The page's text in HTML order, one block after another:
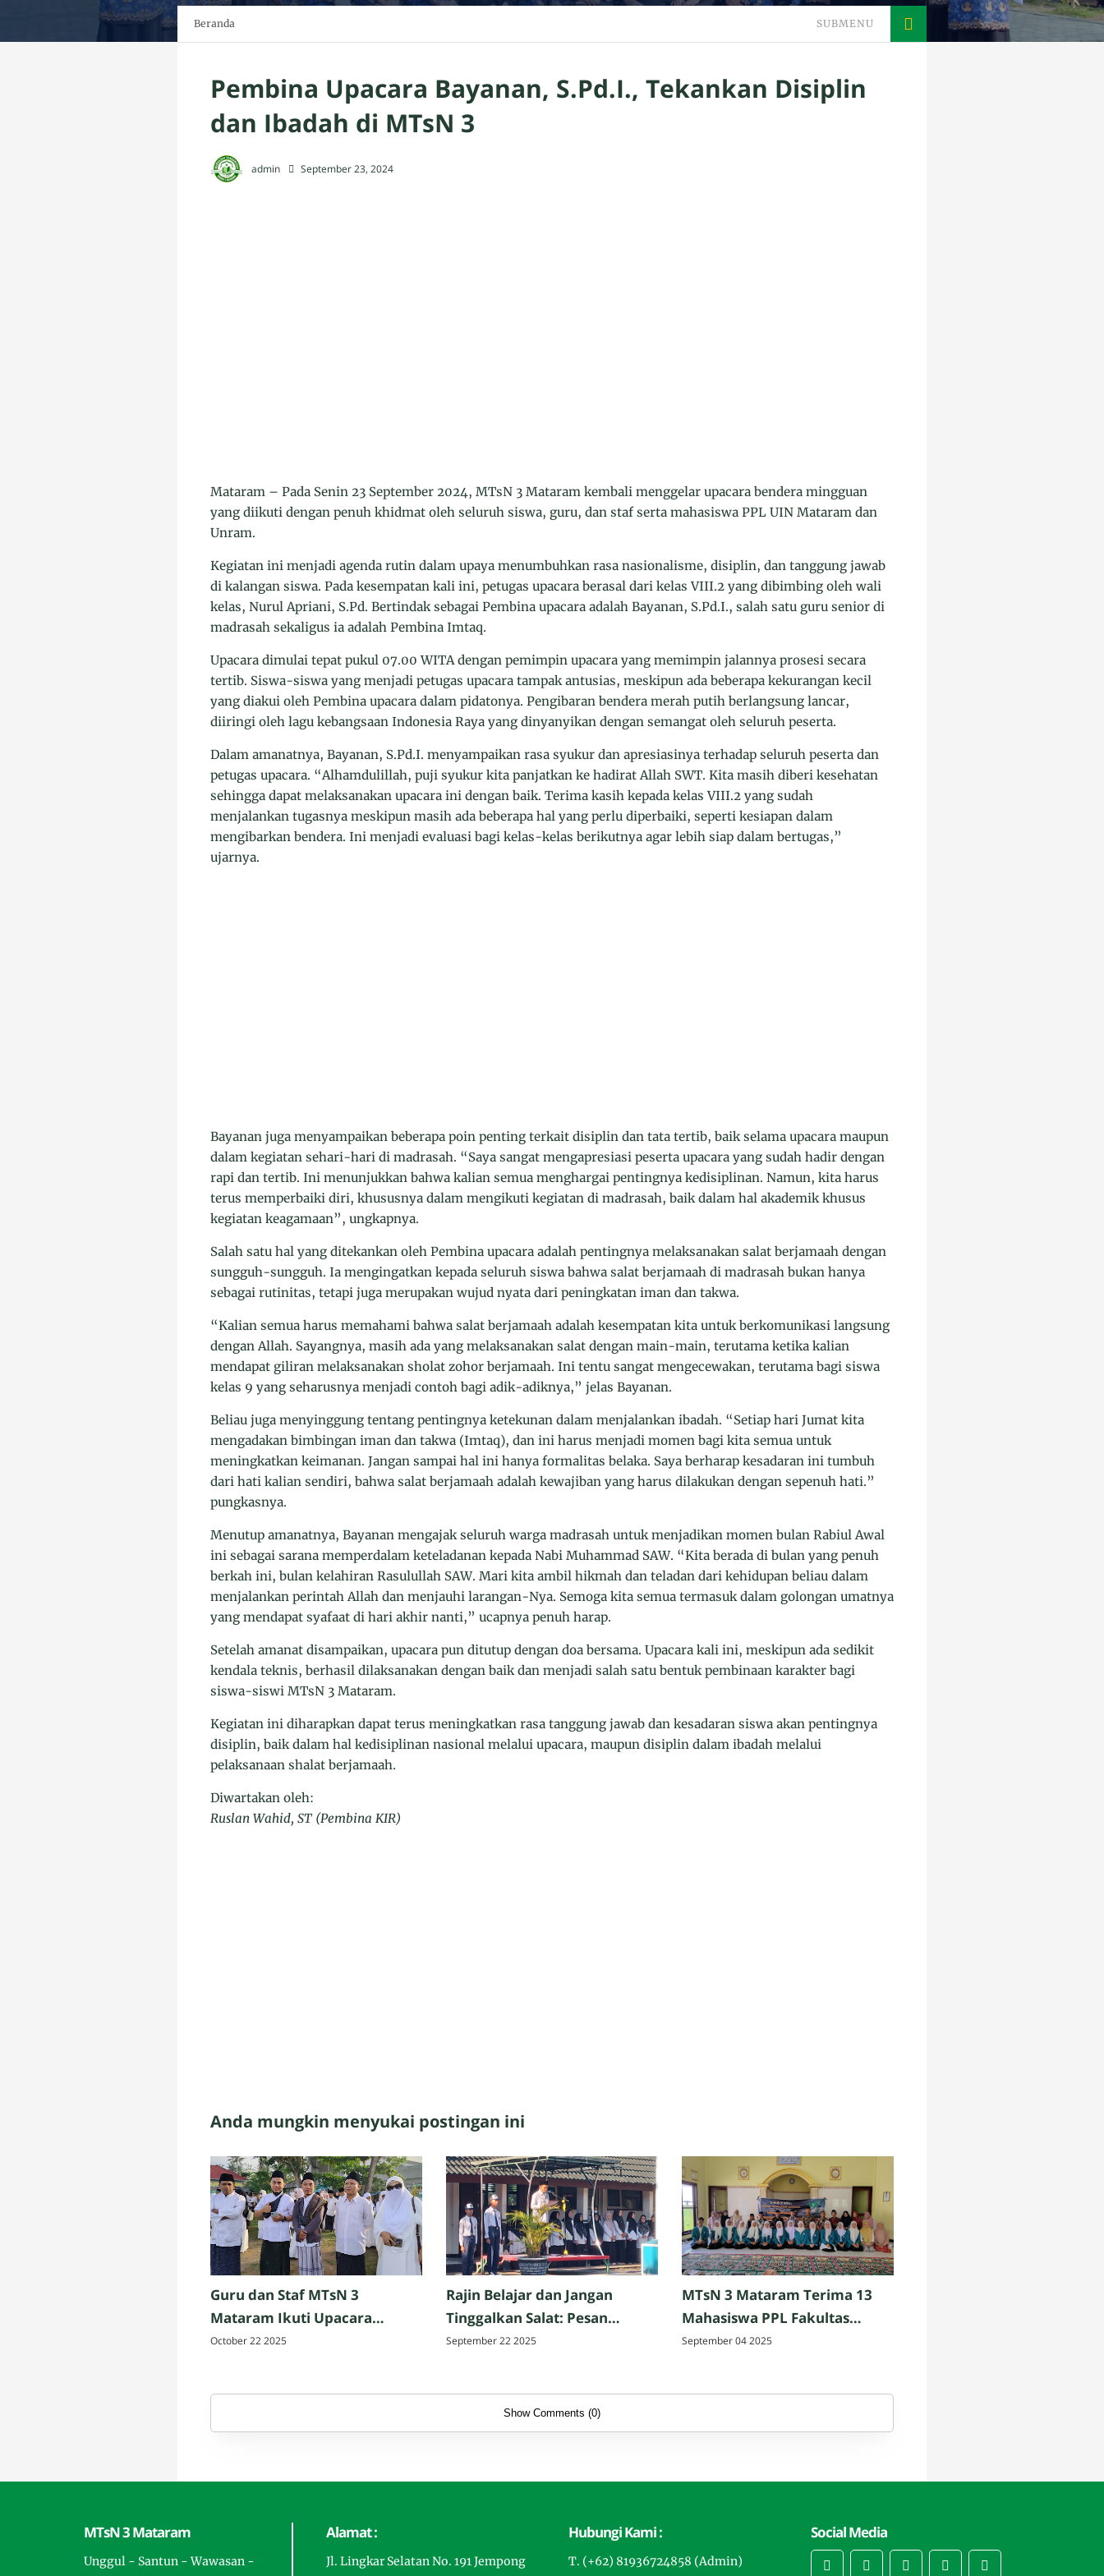
Beranda SUBMENU
Pembina Upacara Bayanan, S.Pd.I., Tekankan Disiplin
dan Ibadah di MTsN 3
admin September 23, 2024
Mataram – Pada Senin 23 September 2024, MTsN 3 Mataram kembali menggelar upacara bendera mingguan
yang diikuti dengan penuh khidmat oleh seluruh siswa, guru, dan staf serta mahasiswa PPL UIN Mataram dan
Unram.
Kegiatan ini menjadi agenda rutin dalam upaya menumbuhkan rasa nasionalisme, disiplin, dan tanggung jawab
di kalangan siswa. Pada kesempatan kali ini, petugas upacara berasal dari kelas VIII.2 yang dibimbing oleh wali
kelas, Nurul Apriani, S.Pd. Bertindak sebagai Pembina upacara adalah Bayanan, S.Pd.I., salah satu guru senior di
madrasah sekaligus ia adalah Pembina Imtaq.
Upacara dimulai tepat pukul 07.00 WITA dengan pemimpin upacara yang memimpin jalannya prosesi secara
tertib. Siswa-siswa yang menjadi petugas upacara tampak antusias, meskipun ada beberapa kekurangan kecil
yang diakui oleh Pembina upacara dalam pidatonya. Pengibaran bendera merah putih berlangsung lancar,
diiringi oleh lagu kebangsaan Indonesia Raya yang dinyanyikan dengan semangat oleh seluruh peserta.
Dalam amanatnya, Bayanan, S.Pd.I. menyampaikan rasa syukur dan apresiasinya terhadap seluruh peserta dan
petugas upacara. “Alhamdulillah, puji syukur kita panjatkan ke hadirat Allah SWT. Kita masih diberi kesehatan
sehingga dapat melaksanakan upacara ini dengan baik. Terima kasih kepada kelas VIII.2 yang sudah
menjalankan tugasnya meskipun masih ada beberapa hal yang perlu diperbaiki, seperti kesiapan dalam
mengibarkan bendera. Ini menjadi evaluasi bagi kelas-kelas berikutnya agar lebih siap dalam bertugas,”
ujarnya.
Bayanan juga menyampaikan beberapa poin penting terkait disiplin dan tata tertib, baik selama upacara maupun
dalam kegiatan sehari-hari di madrasah. “Saya sangat mengapresiasi peserta upacara yang sudah hadir dengan
rapi dan tertib. Ini menunjukkan bahwa kalian semua menghargai pentingnya kedisiplinan. Namun, kita harus
terus memperbaiki diri, khususnya dalam mengikuti kegiatan di madrasah, baik dalam hal akademik khusus
kegiatan keagamaan”, ungkapnya.
Salah satu hal yang ditekankan oleh Pembina upacara adalah pentingnya melaksanakan salat berjamaah dengan
sungguh-sungguh. Ia mengingatkan kepada seluruh siswa bahwa salat berjamaah di madrasah bukan hanya
sebagai rutinitas, tetapi juga merupakan wujud nyata dari peningkatan iman dan takwa.
“Kalian semua harus memahami bahwa salat berjamaah adalah kesempatan kita untuk berkomunikasi langsung
dengan Allah. Sayangnya, masih ada yang melaksanakan salat dengan main-main, terutama ketika kalian
mendapat giliran melaksanakan sholat zohor berjamaah. Ini tentu sangat mengecewakan, terutama bagi siswa
kelas 9 yang seharusnya menjadi contoh bagi adik-adiknya,” jelas Bayanan.
Beliau juga menyinggung tentang pentingnya ketekunan dalam menjalankan ibadah. “Setiap hari Jumat kita
mengadakan bimbingan iman dan takwa (Imtaq), dan ini harus menjadi momen bagi kita semua untuk
meningkatkan keimanan. Jangan sampai hal ini hanya formalitas belaka. Saya berharap kesadaran ini tumbuh
dari hati kalian sendiri, bahwa salat berjamaah adalah kewajiban yang harus dilakukan dengan sepenuh hati.”
pungkasnya.
Menutup amanatnya, Bayanan mengajak seluruh warga madrasah untuk menjadikan momen bulan Rabiul Awal
ini sebagai sarana memperdalam keteladanan kepada Nabi Muhammad SAW. “Kita berada di bulan yang penuh
berkah ini, bulan kelahiran Rasulullah SAW. Mari kita ambil hikmah dan teladan dari kehidupan beliau dalam
menjalankan perintah Allah dan menjauhi larangan-Nya. Semoga kita semua termasuk dalam golongan umatnya
yang mendapat syafaat di hari akhir nanti,” ucapnya penuh harap.
Setelah amanat disampaikan, upacara pun ditutup dengan doa bersama. Upacara kali ini, meskipun ada sedikit
kendala teknis, berhasil dilaksanakan dengan baik dan menjadi salah satu bentuk pembinaan karakter bagi
siswa-siswi MTsN 3 Mataram.
Kegiatan ini diharapkan dapat terus meningkatkan rasa tanggung jawab dan kesadaran siswa akan pentingnya
disiplin, baik dalam hal kedisiplinan nasional melalui upacara, maupun disiplin dalam ibadah melalui
pelaksanaan shalat berjamaah.
Diwartakan oleh:
Ruslan Wahid, ST (Pembina KIR)
Anda mungkin menyukai postingan ini
Guru dan Staf MTsN 3
Mataram Ikuti Upacara
Peringatan Hari Santri
October 22 2025
Rajin Belajar dan Jangan
Tinggalkan Salat: Pesan
Perpisahan Hazmi Hakim,
September 22 2025
MTsN 3 Mataram Terima 13
Mahasiswa PPL Fakultas
Tarbiyah dan Keguruan UIN
September 04 2025
Show Comments (0)
MTsN 3 Mataram
Unggul - Santun - Wawasan -
Alamat :
Jl. Lingkar Selatan No. 191 Jempong
Hubungi Kami :
T. (+62) 81936724858 (Admin)
Social Media